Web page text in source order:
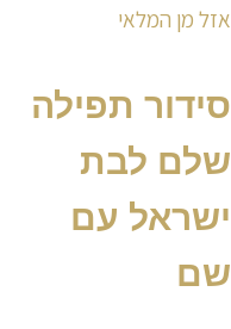
אזל מן המלאי
סידור תפילה
שלם לבת
ישראל עם
שם